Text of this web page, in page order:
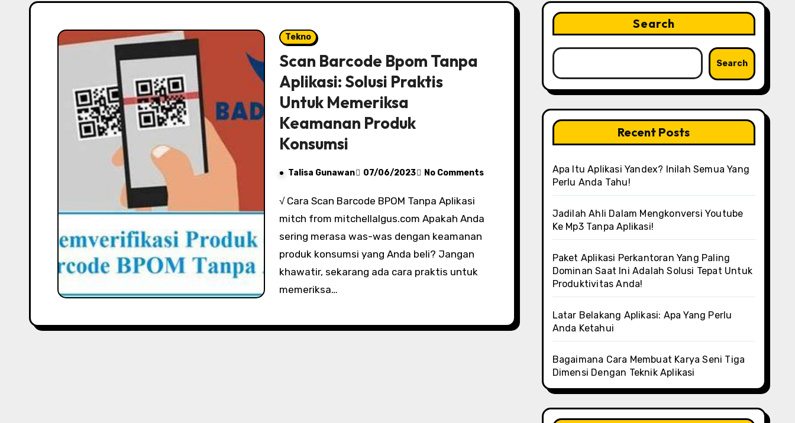
Tekno
Scan Barcode Bpom Tanpa
Aplikasi: Solusi Praktis
Untuk Memeriksa
Keamanan Produk
Konsumsi
Talisa Gunawan 07/06/2023 No Comments
√ Cara Scan Barcode BPOM Tanpa Aplikasi
mitch from mitchellalgus.com Apakah Anda
sering merasa was-was dengan keamanan
produk konsumsi yang Anda beli? Jangan
khawatir, sekarang ada cara praktis untuk
memeriksa…
Search
Search
Recent Posts
Apa Itu Aplikasi Yandex? Inilah Semua Yang
Perlu Anda Tahu!
Jadilah Ahli Dalam Mengkonversi Youtube
Ke Mp3 Tanpa Aplikasi!
Paket Aplikasi Perkantoran Yang Paling
Dominan Saat Ini Adalah Solusi Tepat Untuk
Produktivitas Anda!
Latar Belakang Aplikasi: Apa Yang Perlu
Anda Ketahui
Bagaimana Cara Membuat Karya Seni Tiga
Dimensi Dengan Teknik Aplikasi